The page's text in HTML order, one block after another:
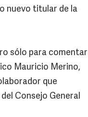
nuevo titular de la
sólo para comentar
Mauricio Merino,
que
Consejo General